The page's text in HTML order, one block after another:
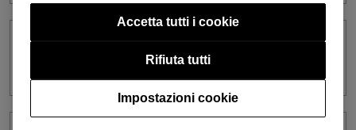
Impostazioni cookie
Rifiuta tutti
Accetta tutti i cookie